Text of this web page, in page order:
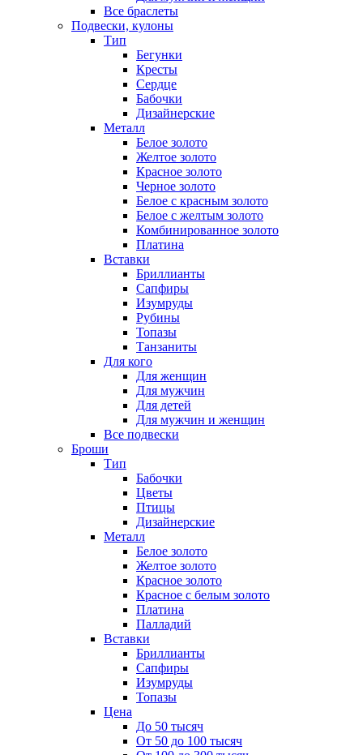
Все браслеты
Подвески, кулоны
Тип
Бегунки
Кресты
Сердце
Бабочки
Дизайнерские
Металл
Белое золото
Желтое золото
Красное золото
Черное золото
Белое с красным золото
Белое с желтым золото
Комбинированное золото
Платина
Вставки
Бриллианты
Сапфиры
Изумруды
Рубины
Топазы
Танзаниты
Для кого
Для женщин
Для мужчин
Для детей
Для мужчин и женщин
Все подвески
Броши
Тип
Бабочки
Цветы
Птицы
Дизайнерские
Металл
Белое золото
Желтое золото
Красное золото
Красное с белым золото
Платина
Палладий
Вставки
Бриллианты
Сапфиры
Изумруды
Топазы
Цена
До 50 тысяч
От 50 до 100 тысяч